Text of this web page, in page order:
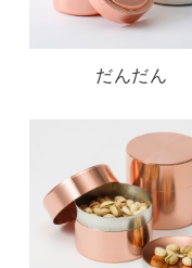
だんだん